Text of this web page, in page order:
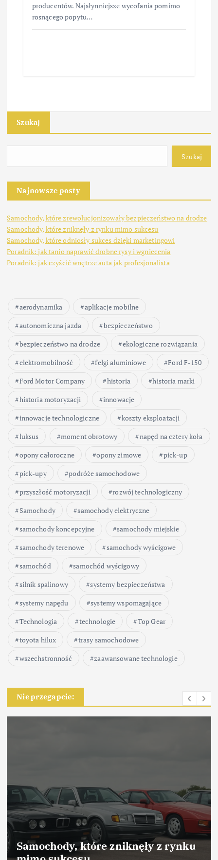
producentów. Najsłynniejsze wycofania pomimo
rosnącego popytu…
Szukaj
Szukaj
Najnowsze posty
Samochody, które zrewolucjonizowały bezpieczeństwo na drodze
Samochody, które zniknęły z rynku mimo sukcesu
Samochody, które odniosły sukces dzięki marketingowi
Poradnik: jak tanio naprawić drobne rysy i wgniecenia
Poradnik: jak czyścić wnętrze auta jak profesjonalista
aerodynamika
aplikacje mobilne
autonomiczna jazda
bezpieczeństwo
bezpieczeństwo na drodze
ekologiczne rozwiązania
elektromobilność
felgi aluminiowe
Ford F-150
Ford Motor Company
historia
historia marki
historia motoryzacji
innowacje
innowacje technologiczne
koszty eksploatacji
luksus
moment obrotowy
napęd na cztery koła
opony całoroczne
opony zimowe
pick-up
pick-upy
podróże samochodowe
przyszłość motoryzacji
rozwój technologiczny
Samochody
samochody elektryczne
samochody koncepcyjne
samochody miejskie
samochody terenowe
samochody wyścigowe
samochód
samochód wyścigowy
silnik spalinowy
systemy bezpieczeństwa
systemy napędu
systemy wspomagające
Technologia
technologie
Top Gear
toyota hilux
trasy samochodowe
wszechstronność
zaawansowane technologie
Nie przegapcie:
Samochody, które zniknęły z rynku